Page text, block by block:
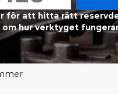
för att hitta rätt
hur verktyget